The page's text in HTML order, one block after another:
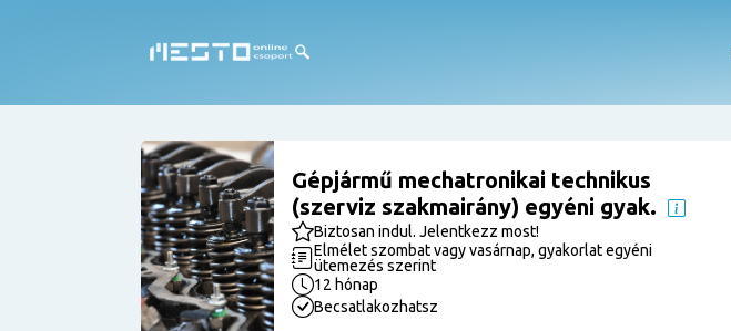
Gépjármű mechatronikai technikus
(szerviz szakmairány) egyéni gyak.
Biztosan indul. Jelentkezz most!
Elmélet szombat vagy vasárnap, gyakorlat egyéni
ütemezés szerint
12 hónap
Becsatlakozhatsz